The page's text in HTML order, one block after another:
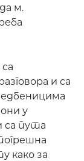
м.
и са
у
са пута
како за